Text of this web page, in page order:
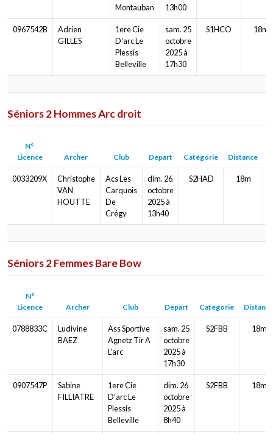
Montauban
13h00
0967542B
Adrien
GILLES
1ere Cie
D'arc Le
Plessis
Belleville
sam. 25
octobre
2025 à
17h30
S1HCO 18m
Séniors 2 Hommes Arc droit
N°
Licence
Archer Club Départ Catégorie Distance
0033209X
Christophe
VAN
HOUTTE
Acs Les
Carquois
De
Crégy
dim. 26
octobre
2025 à
13h40
S2HAD 18m
Séniors 2 Femmes Bare Bow
N°
Licence
Archer Club Départ Catégorie Distance
0788833C
Ludivine
BAEZ
Ass Sportive
Agnetz Tir A
L'arc
sam. 25
octobre
2025 à
17h30
S2FBB 18m
0907547P
Sabine
FILLIATRE
1ere Cie
D'arc Le
Plessis
Belleville
dim. 26
octobre
2025 à
8h40
S2FBB 18m